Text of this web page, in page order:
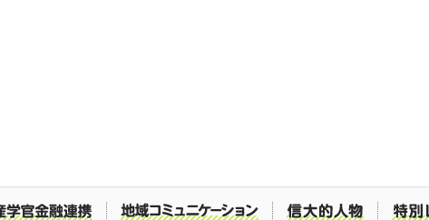
産学官金融連携 地域コミュニケーション信大的人物